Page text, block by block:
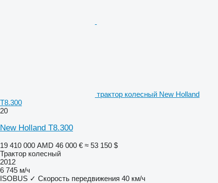
трактор колесный New Holland
T8.300
20
New Holland T8.300
19 410 000 AMD 46 000 € ≈ 53 150 $
Трактор колесный
2012
6 745 м/ч
ISOBUS ✓ Скорость передвижения 40 км/ч